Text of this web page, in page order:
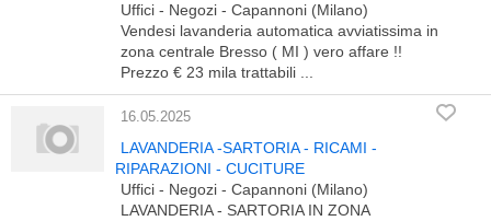
Uffici - Negozi - Capannoni (Milano)
Vendesi lavanderia automatica avviatissima in
zona centrale Bresso ( MI ) vero affare !!
Prezzo € 23 mila trattabili ...
16.05.2025
LAVANDERIA -SARTORIA - RICAMI -
RIPARAZIONI - CUCITURE
Uffici - Negozi - Capannoni (Milano)
LAVANDERIA - SARTORIA IN ZONA